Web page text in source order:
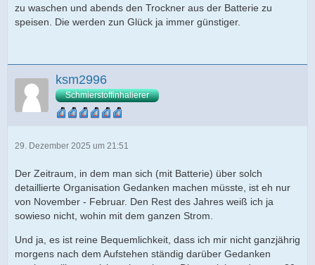
zu waschen und abends den Trockner aus der Batterie zu
speisen. Die werden zun Glück ja immer günstiger.
ksm2996
Schmierstoffinhalierer
29. Dezember 2025 um 21:51
Der Zeitraum, in dem man sich (mit Batterie) über solch
detaillierte Organisation Gedanken machen müsste, ist eh nur
von November - Februar. Den Rest des Jahres weiß ich ja
sowieso nicht, wohin mit dem ganzen Strom.
Und ja, es ist reine Bequemlichkeit, dass ich mir nicht ganzjährig
morgens nach dem Aufstehen ständig darüber Gedanken